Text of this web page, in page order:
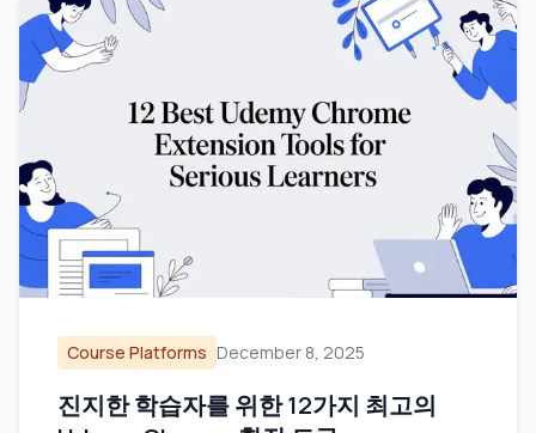
Course Platforms December 8, 2025
진지한 학습자를 위한 12가지 최고의